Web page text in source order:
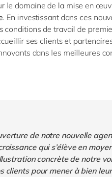
le domaine de la mise en
. En investissant dans ces
conditions de travail de
ses clients et
dans les meilleures
de notre nouvelle
qui s’élève en
concrète de notre
clients pour mener à bien